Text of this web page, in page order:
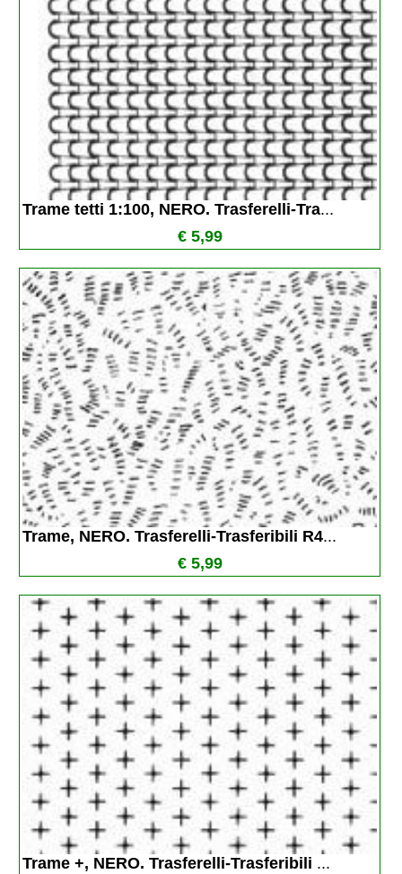
Trame tetti 1:100, NERO. Trasferelli-Tra...
€ 5,99
Trame, NERO. Trasferelli-Trasferibili R4...
€ 5,99
Trame +, NERO. Trasferelli-Trasferibili ...